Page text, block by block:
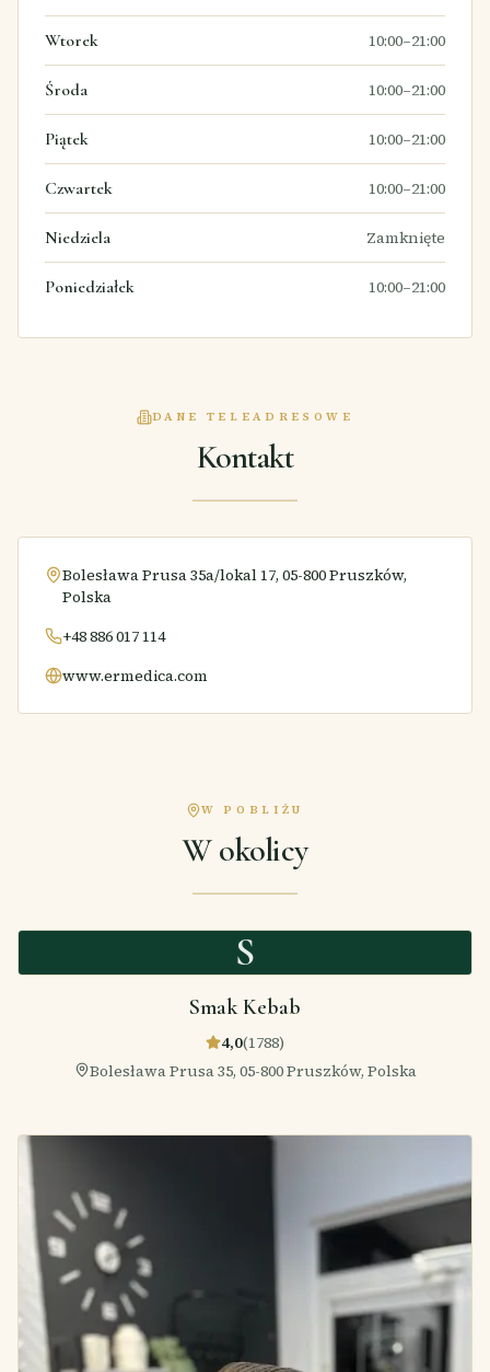
Wtorek 10:00–21:00
Środa 10:00–21:00
Piątek 10:00–21:00
Czwartek 10:00–21:00
Niedziela Zamknięte
Poniedziałek 10:00–21:00
DANE TELEADRESOWE
Kontakt
Bolesława Prusa 35a/lokal 17, 05-800 Pruszków,
Polska
+48 886 017 114
www.ermedica.com
W POBLIŻU
W okolicy
S
Smak Kebab
4,0(1788)
Bolesława Prusa 35, 05-800 Pruszków, Polska